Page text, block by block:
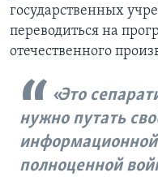
государственных
переводиться на
отечественного
Это
нужно путать
полноценной